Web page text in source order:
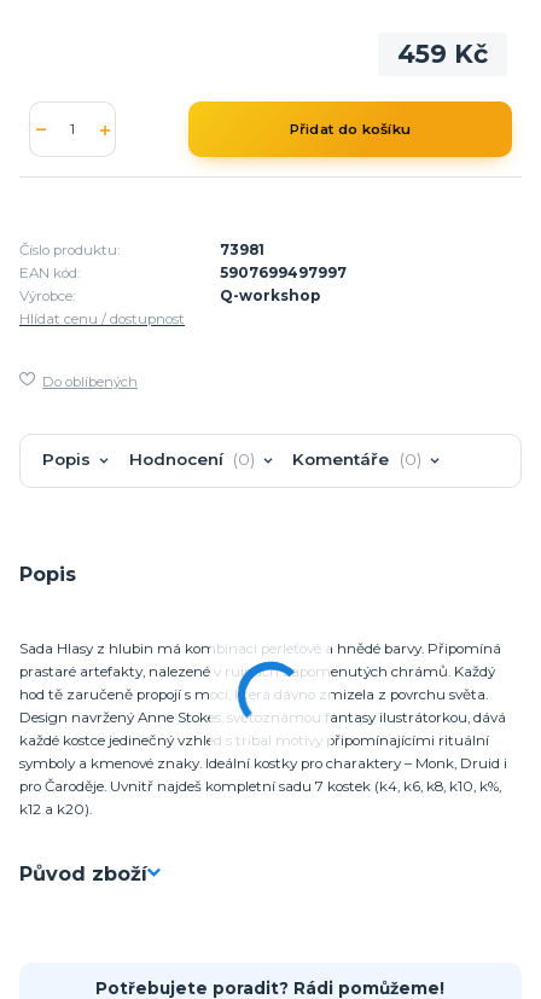
459 Kč
Přidat do košíku
Číslo produktu:
73981
EAN kód:
5907699497997
Výrobce:
Q-workshop
Hlídat cenu / dostupnost
Do oblíbených
Popis Hodnocení 0 Komentáře 0
Popis
Sada Hlasy z hlubin má kombinaci perleťové a hnědé barvy. Připomíná
prastaré artefakty, nalezené v ruinách zapomenutých chrámů. Každý
hod tě zaručeně propojí s mocí, která dávno zmizela z povrchu světa.
Design navržený Anne Stokes, světoznámou fantasy ilustrátorkou, dává
každé kostce jedinečný vzhled s tribal motivy připomínajícími rituální
symboly a kmenové znaky. Ideální kostky pro charaktery – Monk, Druid i
pro Čaroděje. Uvnitř najdeš kompletní sadu 7 kostek (k4, k6, k8, k10, k%,
k12 a k20).
Původ zboží
Potřebujete poradit? Rádi pomůžeme!